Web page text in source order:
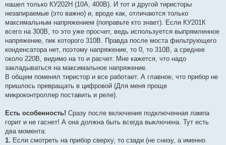
нашел только КУ202Н (10А, 400В). И тот и другой тиристоры
незапираемые (это важно) и, вроде как, отличаются только
максимальным напряжением (поправьте кто знает). Если КУ201К
всего на 300В, то это уже просчет, ведь используется выпрямленное
напряжение, пик которого 310В. Правда после моста фильтрующего
конденсатора нет, поэтому напряжение, то 0, то 310В, а среднее
около 220В, видимо на то и расчет. Мне кажется, что надо
закладываться на максимальное напряжение.
В общем поменял тиристор и все работает. А главное, что прибор не
пришлось превращать в цифровой (Для меня проще
микроконтроллер поставить и реле).
Есть особенность! Сразу после включения подключенная лампа
горит и не гаснет! А она должна быть всегда выключена. Тут есть
два момента:
1. Если смотреть на прибор сверху, то сзади (не снизу, а именно